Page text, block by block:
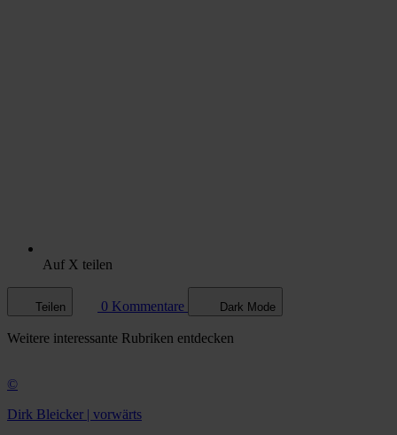
Auf X teilen
Teilen 0 Kommentare Dark Mode
Weitere interessante Rubriken entdecken
©
Dirk Bleicker | vorwärts